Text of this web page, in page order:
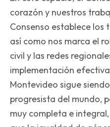
corazón y nuestros
Consenso establece los
así como nos marca el
civil y las redes
implementación
Montevideo sigue
progresista del mundo,
muy completa e